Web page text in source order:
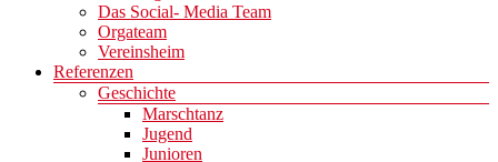
Das Social- Media Team
Orgateam
Vereinsheim
Referenzen
Geschichte
Marschtanz
Jugend
Junioren